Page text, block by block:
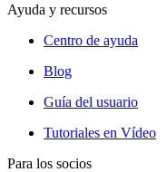
Ayuda y recursos
Centro de ayuda
Blog
Guía del usuario
Tutoriales en Vídeo
Para los socios